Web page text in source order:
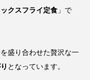
ックスフライ定食 」で
盛り合わせた贅沢な一
となっています。